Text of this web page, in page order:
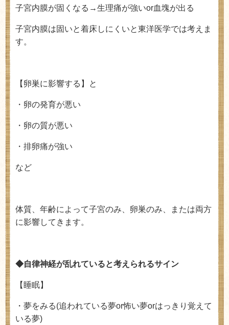
子宮内膜が固くなる→生理痛が強いor血塊が出る
子宮内膜は固いと着床しにくいと東洋医学では考えま
す。
【卵巣に影響する】と
・卵の発育が悪い
・卵の質が悪い
・排卵痛が強い
など
体質、年齢によって子宮のみ、卵巣のみ、または両方
に影響してきます。
◆自律神経が乱れていると考えられるサイン
【睡眠】
・夢をみる(追われている夢or怖い夢orはっきり覚えて
いる夢)